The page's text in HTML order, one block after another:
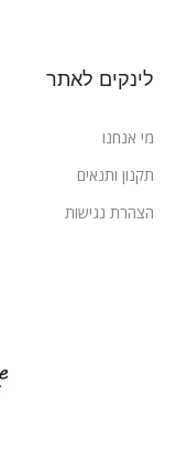
לינקים לאתר
מי אנחנו
תקנון ותנאים
הצהרת נגישות